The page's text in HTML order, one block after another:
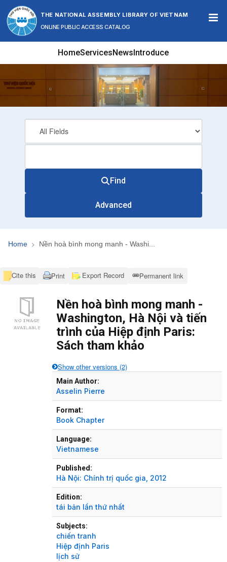
Skip to content
THE NATIONAL ASSEMBLY LIBRARY OF VIETNAM
ONLINE PUBLIC ACCESS CATALOG
HomeServicesNewsIntroduce
Find
Advanced
Home Nền hoà bình mong manh - Washi...
Cite this Print Export Record Permanent link
Nền hoà bình mong manh -
Washington, Hà Nội và tiến
trình của Hiệp định Paris:
Sách tham khảo
Show other versions (2)
Bibliographic Details
Main Author:
Asselin Pierre
Format:
Book Chapter
Language:
Vietnamese
Published:
Hà Nội: Chính trị quốc gia, 2012
Edition:
tái bản lần thứ nhất
Subjects:
chiến tranh
Hiệp định Paris
lịch sử